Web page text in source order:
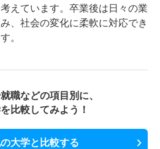
えています。卒業後は日々の業
、社会の変化に柔軟に対応でき
。
職などの項目別に、
比較してみよう！
大学と比較する